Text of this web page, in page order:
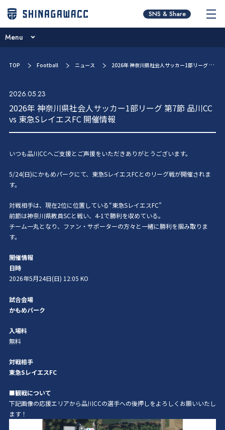
チームコンセプト
ブログ
ニュース
試合日程･結果
選手／スタッフ紹介
お問い合わせ
SNS & Share
Menu
試合日程･結果
TOP Football ニュース 2026年 神奈川県社会人サッカー1部リーグ 第7節 品川CC vs 東急SレイエスFC 開催情報
2026.05.23
2026年 神奈川県社会人サッカー1部リーグ 第7節 品川CC
vs 東急SレイエスFC 開催情報
いつも品川CCへご支援とご声援をいただきありがとうございます。
5/24(日)にかもめパークにて、東急SレイエスFCとのリーグ戦が開催されま
す。
対戦相手は、現在2位に位置している“東急SレイエスFC”
前節は神奈川県教員SCと戦い、4-1で勝利を収めている。
チーム一丸となり、ファン・サポーターの方々と一緒に勝利を掴み取りま
す。
開催情報
日時
2026年5月24日(日) 12:05 KO
試合会場
かもめパーク
入場料
無料
対戦相手
東急SレイエスFC
■観戦について
下記画像の応援エリアから品川CCの選手への後押しをよろしくお願いいたし
ます！